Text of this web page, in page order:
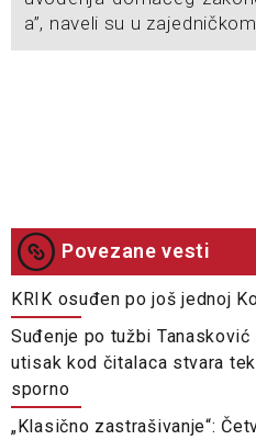
a”, naveli su u
Povezane vesti
KRIK osuđen po još jednoj
Suđenje po tužbi
utisak kod čitalaca stvara
sporno
„Klasično zastrašivanje“: